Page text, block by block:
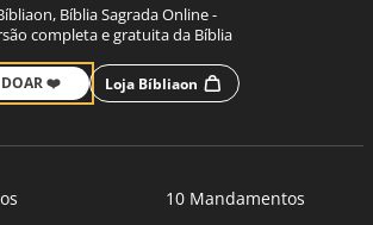
Bíblia Sagrada Online -
completa e gratuita da Bíblia
DOAR ❤️ Loja Bíbliaon
10 Mandamentos